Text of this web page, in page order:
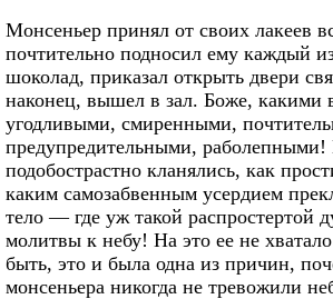
Монсеньер принял от своих лакеев
почтительно подносил ему каждый
шоколад, приказал открыть двери
наконец, вышел в зал. Боже, какими
угодливыми, смиренными,
предупредительными, раболепными!
подобострастно кланялись, как
каким самозабвенным усердием
тело — где уж такой распростертой
молитвы к небу! На это ее не
быть, это и была одна из причин,
монсеньера никогда не тревожили